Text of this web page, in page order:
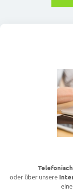
Telefonisch
oder über unsere